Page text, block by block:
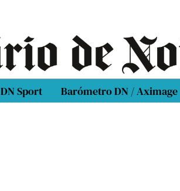
DN Sport Barómetro DN / Aximage